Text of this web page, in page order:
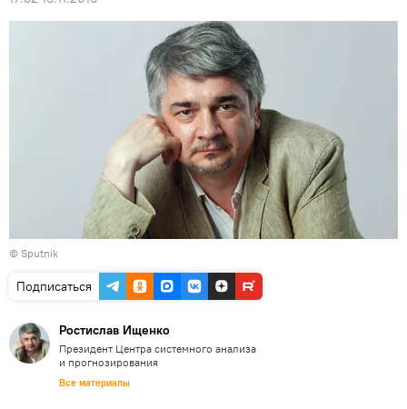
© Sputnik
Подписаться
Ростислав Ищенко
Президент Центра системного анализа
и прогнозирования
Все материалы